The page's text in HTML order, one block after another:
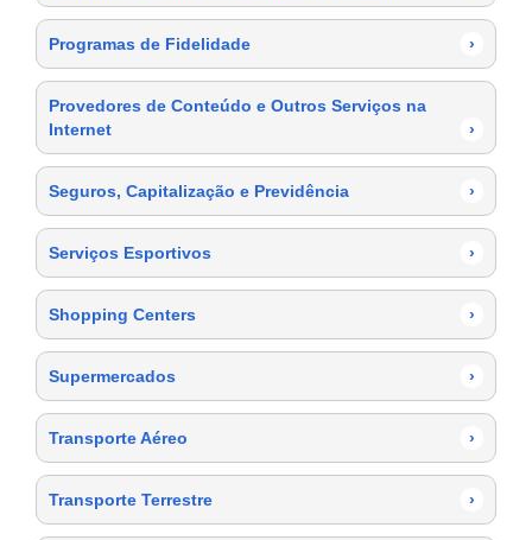
Programas de Fidelidade ›
Provedores de Conteúdo e Outros Serviços na
Internet
›
Seguros, Capitalização e Previdência ›
Serviços Esportivos ›
Shopping Centers ›
Supermercados ›
Transporte Aéreo ›
Transporte Terrestre ›